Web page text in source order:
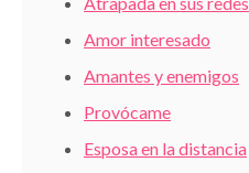
Amor interesado
Amantes y enemigos
Provócame
Esposa en la distancia